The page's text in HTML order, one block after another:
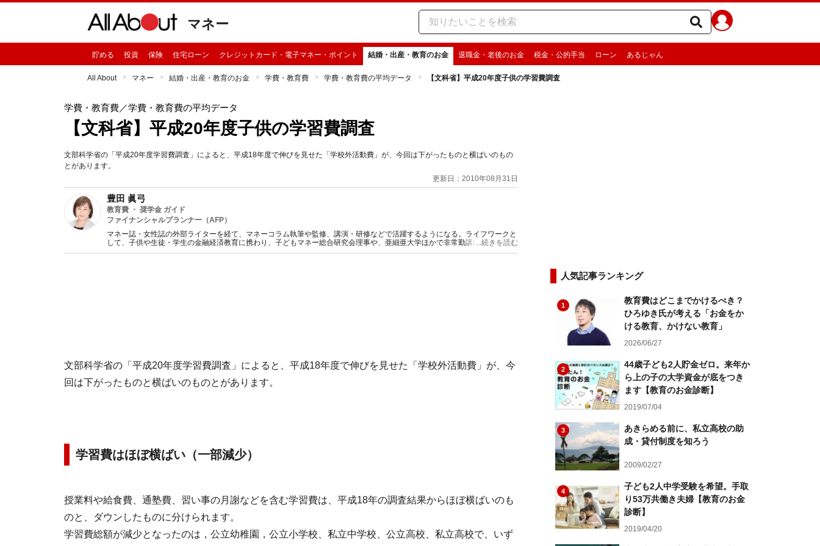
マネー
貯める 投資 保険 住宅ローン クレジットカード・電子マネー・ポイント 結婚・出産・教育のお金 退職金・老後のお金 税金・公的手当 ローン あるじゃん
All About マネー 結婚・出産・教育のお金 学費・教育費 学費・教育費の平均データ 【文科省】平成20年度子供の学習費調査
学費・教育費／学費・教育費の平均データ
【文科省】平成20年度子供の学習費調査
文部科学省の「平成20年度学習費調査」によると、平成18年度で伸びを見せた「学校外活動費」が、今回は下がったものと横ばいのもの
とがあります。
更新日：2010年08月31日
豊田 眞弓
教育費 ・ 奨学金 ガイド
ファイナンシャルプランナー（AFP）
マネー誌・女性誌の外部ライターを経て、マネーコラム執筆や監修、講演・研修などで活躍するようになる。ライフワークと
して、子供や生徒・学生の金融経済教育に携わり、子どもマネー総合研究会理事や、亜細亜大学ほかで非常勤講師も務める。
趣味は講談、猫に添い寝。
...続きを読む
文部科学省の「平成20年度学習費調査」によると、平成18年度で伸びを見せた「学校外活動費」が、今
回は下がったものと横ばいのものとがあります。
学習費はほぼ横ばい（一部減少）
授業料や給食費、通塾費、習い事の月謝などを含む学習費は、平成18年の調査結果からほぼ横ばいのも
のと、ダウンしたものに分けられます。
学習費総額が減少となったのは，公立幼稚園，公立小学校、私立中学校、公立高校、私立高校で、いず
人気記事ランキング
1
教育費はどこまでかけるべき？
ひろゆき氏が考える「お金をか
ける教育、かけない教育」
2026/06/27
2
44歳子ども2人貯金ゼロ。来年か
ら上の子の大学資金が底をつき
ます【教育のお金診断】
2019/07/04
3
あきらめる前に、私立高校の助
成・貸付制度を知ろう
2009/02/27
4
子ども2人中学受験を希望。手取
り53万共働き夫婦【教育のお金
診断】
2019/04/20